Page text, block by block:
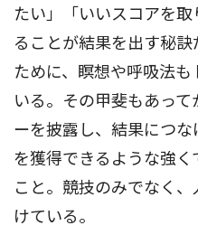
たい」「いいスコアを
ることが結果を出す秘
ために、瞑想や呼吸法
いる。その甲斐もあっ
ーを披露し、結果につ
を獲得できるような強
こと。競技のみでなく
けている。